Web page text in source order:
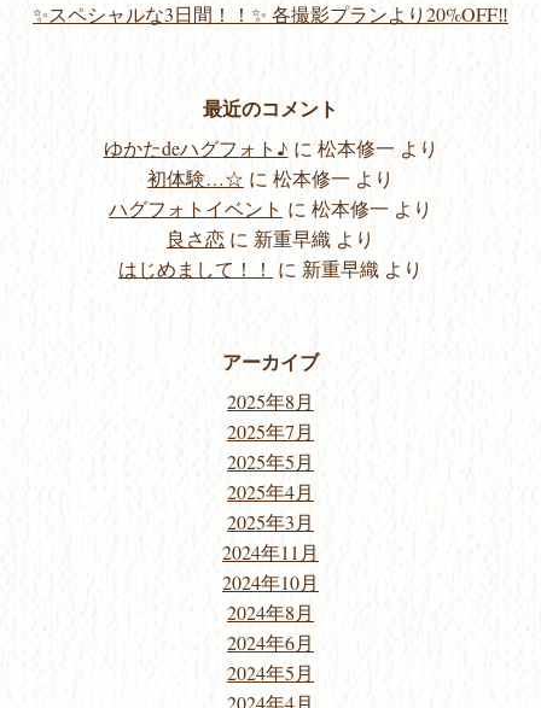
✨スペシャルな3日間！！✨ 各撮影プランより20%OFF‼️
最近のコメント
ゆかたdeハグフォト♪ に 松本修一 より
初体験…☆ に 松本修一 より
ハグフォトイベント に 松本修一 より
良さ恋 に 新重早織 より
はじめまして！！ に 新重早織 より
アーカイブ
2025年8月
2025年7月
2025年5月
2025年4月
2025年3月
2024年11月
2024年10月
2024年8月
2024年6月
2024年5月
2024年4月